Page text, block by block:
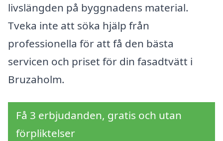
livslängden på byggnadens material.
Tveka inte att söka hjälp från
professionella för att få den bästa
servicen och priset för din fasadtvätt i
Bruzaholm.
Få 3 erbjudanden, gratis och utan
förpliktelser